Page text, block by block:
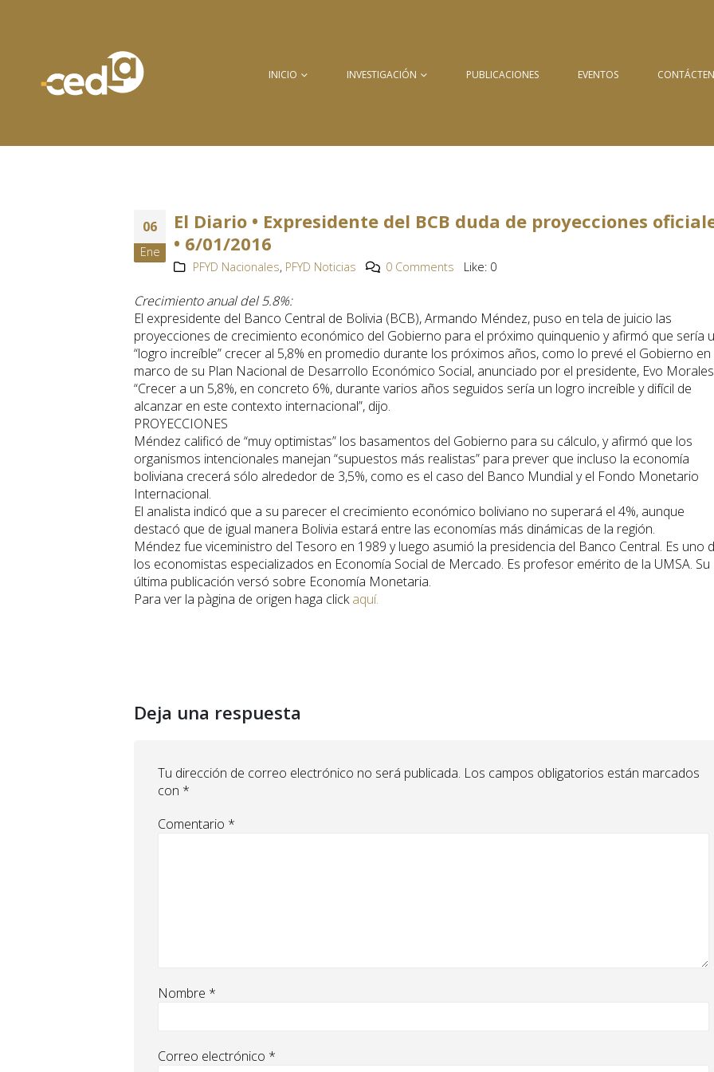
INICIO INVESTIGACIÓN PUBLICACIONES EVENTOS
06
Ene
El Diario • Expresidente del BCB duda de proyecciones
• 6/01/2016
PFYD Nacionales, PFYD Noticias 0 Comments Like: 0
Crecimiento anual del 5.8%:
El expresidente del Banco Central de Bolivia (BCB), Armando Méndez, puso en tela de juicio las
proyecciones de crecimiento económico del Gobierno para el próximo quinquenio y afirmó que sería
“logro increíble” crecer al 5,8% en promedio durante los próximos años, como lo prevé el Gobierno en
marco de su Plan Nacional de Desarrollo Económico Social, anunciado por el presidente, Evo
“Crecer a un 5,8%, en concreto 6%, durante varios años seguidos sería un logro increíble y difícil de
alcanzar en este contexto internacional”, dijo.
PROYECCIONES
Méndez calificó de “muy optimistas” los basamentos del Gobierno para su cálculo, y afirmó que los
organismos intencionales manejan “supuestos más realistas” para prever que incluso la economía
boliviana crecerá sólo alrededor de 3,5%, como es el caso del Banco Mundial y el Fondo Monetario
Internacional.
El analista indicó que a su parecer el crecimiento económico boliviano no superará el 4%, aunque
destacó que de igual manera Bolivia estará entre las economías más dinámicas de la región.
Méndez fue viceministro del Tesoro en 1989 y luego asumió la presidencia del Banco Central. Es uno
los economistas especializados en Economía Social de Mercado. Es profesor emérito de la UMSA. Su
última publicación versó sobre Economía Monetaria.
Para ver la pàgina de origen haga clickaquí.
Deja una respuesta
Tu dirección de correo electrónico no será publicada. Los campos obligatorios están marcados
con *
Comentario *
Nombre *
Correo electrónico *